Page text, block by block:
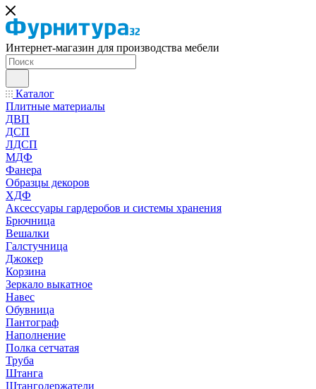
Интернет-магазин для производства мебели
Каталог
Плитные материалы
ДВП
ДСП
ЛДСП
МДФ
Фанера
Образцы декоров
ХДФ
Аксессуары гардеробов и системы хранения
Брючница
Вешалки
Галстучница
Джокер
Корзина
Зеркало выкатное
Навес
Обувница
Пантограф
Наполнение
Полка сетчатая
Труба
Штанга
Штангодержатели